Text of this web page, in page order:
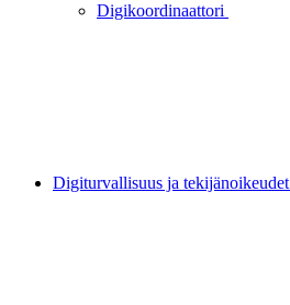
Digikoordinaattori
Digiturvallisuus ja tekijänoikeudet